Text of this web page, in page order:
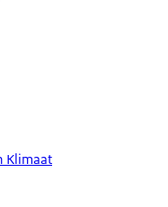
Klimaat